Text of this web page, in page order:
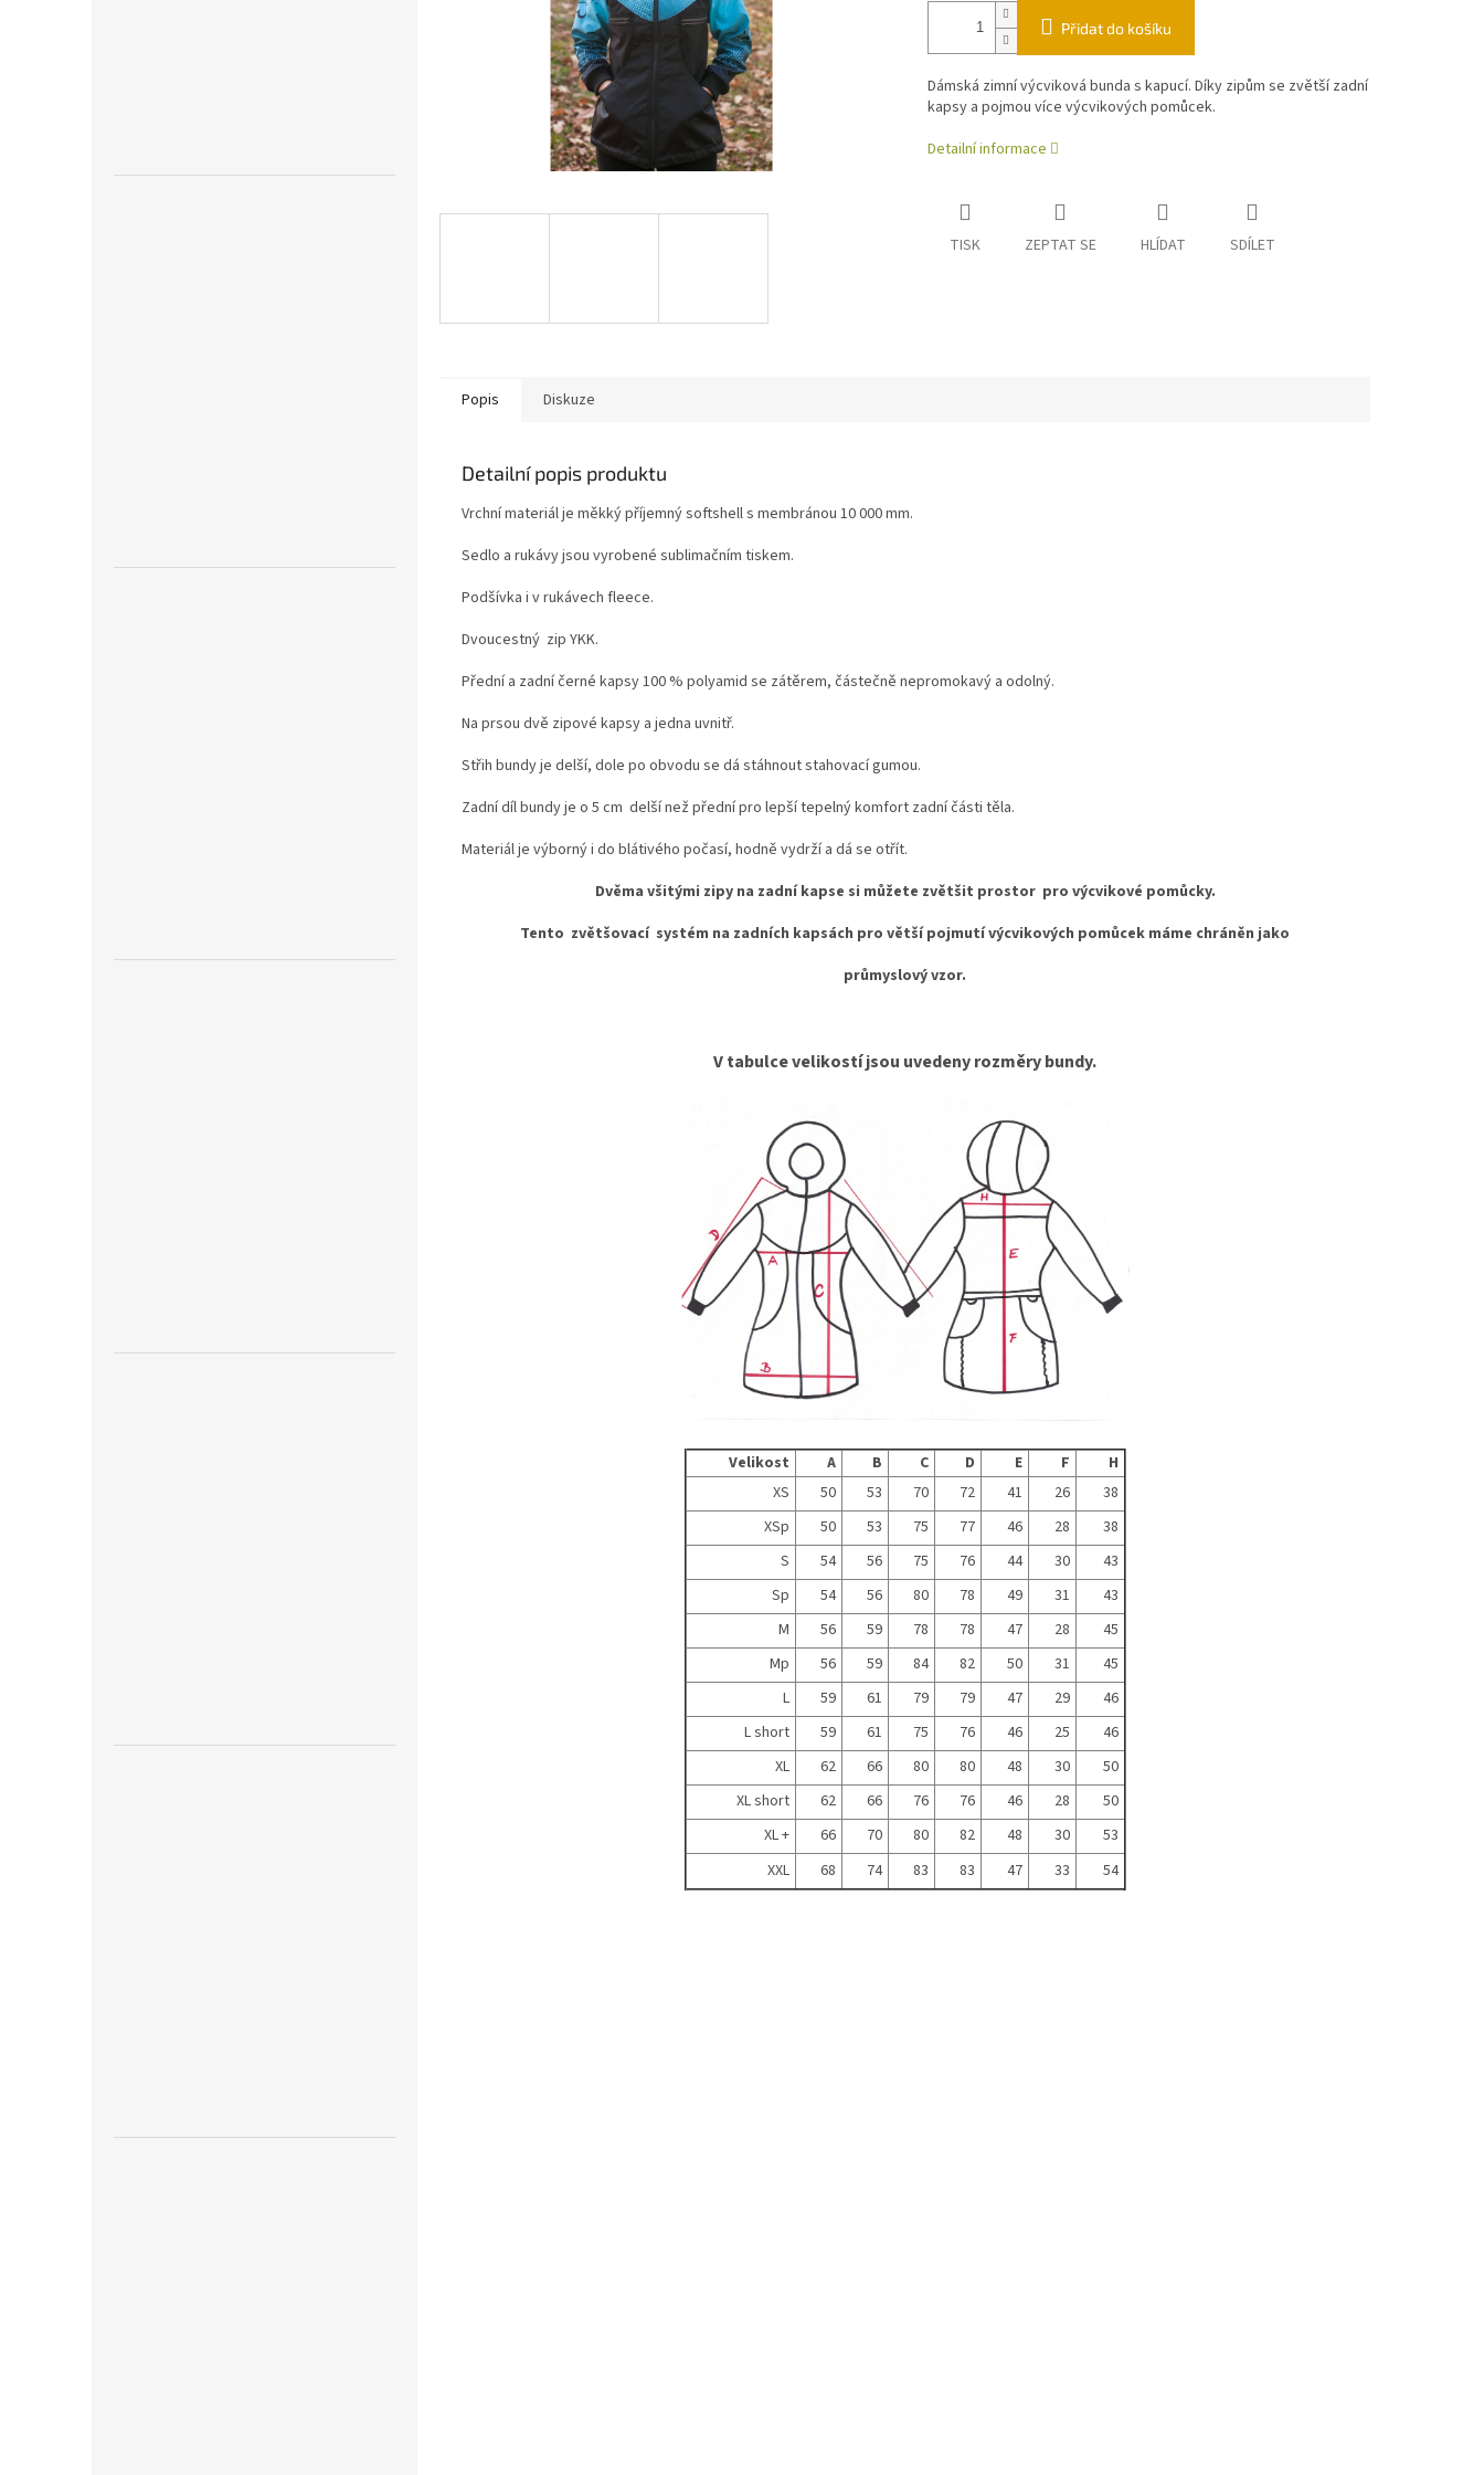
Přidat do košíku
Dámská zimní výcviková bunda s kapucí. Díky zipům se zvětší zadní
kapsy a pojmou více výcvikových pomůcek.
Detailní informace
TISK ZEPTAT SE HLÍDAT SDÍLET
Popis Diskuze
Detailní popis produktu
Vrchní materiál je měkký příjemný softshell s membránou 10 000 mm.
Sedlo a rukávy jsou vyrobené sublimačním tiskem.
Podšívka i v rukávech fleece.
Dvoucestný zip YKK.
Přední a zadní černé kapsy 100 % polyamid se zátěrem, částečně nepromokavý a odolný.
Na prsou dvě zipové kapsy a jedna uvnitř.
Střih bundy je delší, dole po obvodu se dá stáhnout stahovací gumou.
Zadní díl bundy je o 5 cm delší než přední pro lepší tepelný komfort zadní části těla.
Materiál je výborný i do blátivého počasí, hodně vydrží a dá se otřít.
Dvěma všitými zipy na zadní kapse si můžete zvětšit prostor pro výcvikové pomůcky.
Tento zvětšovací systém na zadních kapsách pro větší pojmutí výcvikových pomůcek máme chráněn jako
průmyslový vzor.
V tabulce velikostí jsou uvedeny rozměry bundy.
Velikost A B C D E F
H
XS
50 53 70 72 41 26
38
XSp
50 53 75 77 46 28
38
S
54 56 75 76 44 30
43
Sp
54 56 80 78 49 31
43
M
56 59 78 78 47 28
45
Mp
56 59 84 82 50 31
45
L
59 61 79 79 47 29
46
L short
59 61 75 76 46 25
46
XL
62 66 80 80 48 30
50
XL short
62 66 76 76 46 28
50
XL +
66 70 80 82 48 30
53
XXL
68 74 83 83 47 33 54